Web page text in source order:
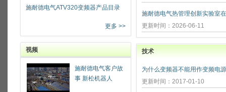
施耐德电气ATV320变频器产品目录
更多 >>
视频
施耐德电气客户故
事 新松机器人
更新时间：2026-06-11
技术
为什么变频器不能用作变频电
更新时间：2017-01-10